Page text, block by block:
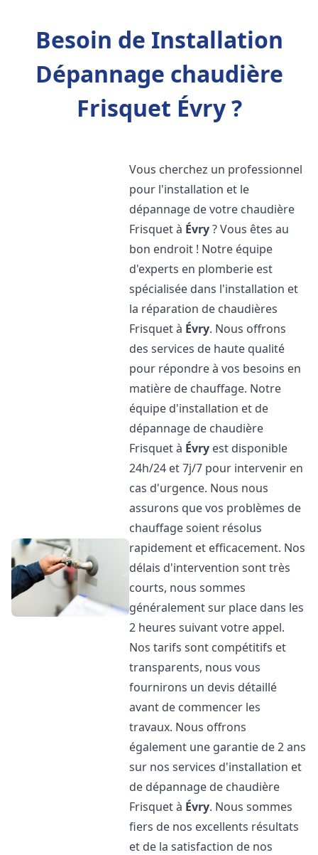
Besoin de Installation
Dépannage chaudière
Frisquet Évry ?
Vous cherchez un professionnel
pour l'installation et le
dépannage de votre chaudière
Frisquet à Évry? Vous êtes au
bon endroit ! Notre équipe
d'experts en plomberie est
spécialisée dans l'installation et
la réparation de chaudières
Frisquet à Évry. Nous offrons
des services de haute qualité
pour répondre à vos besoins en
matière de chauffage. Notre
équipe d'installation et de
dépannage de chaudière
Frisquet à Évry est disponible
24h/24 et 7j/7 pour intervenir en
cas d'urgence. Nous nous
assurons que vos problèmes de
chauffage soient résolus
rapidement et efficacement. Nos
délais d'intervention sont très
courts, nous sommes
généralement sur place dans les
2 heures suivant votre appel.
Nos tarifs sont compétitifs et
transparents, nous vous
fournirons un devis détaillé
avant de commencer les
travaux. Nous offrons
également une garantie de 2 ans
sur nos services d'installation et
de dépannage de chaudière
Frisquet à Évry. Nous sommes
fiers de nos excellents résultats
et de la satisfaction de nos